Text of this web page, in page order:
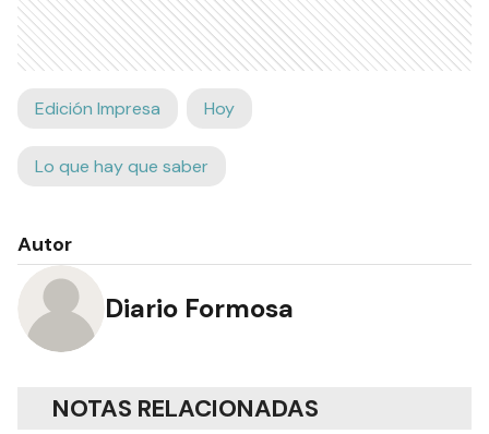
Edición Impresa Hoy
Lo que hay que saber
Autor
Diario Formosa
NOTAS RELACIONADAS